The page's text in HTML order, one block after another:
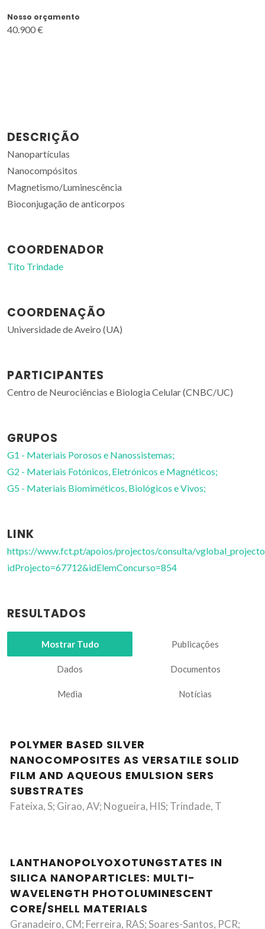
Nosso orçamento
40.900 €
DESCRIÇÃO
Nanopartículas
Nanocompósitos
Magnetismo/Luminescência
Bioconjugação de anticorpos
COORDENADOR
Tito Trindade
COORDENAÇÃO
Universidade de Aveiro (UA)
PARTICIPANTES
Centro de Neurociências e Biologia Celular (CNBC/UC)
GRUPOS
G1 - Materiais Porosos e Nanossistemas;
G2 - Materiais Fotónicos, Eletrónicos e Magnéticos;
G5 - Materiais Biomiméticos, Biológicos e Vivos;
LINK
https://www.fct.pt/apoios/projectos/consulta/
idProjecto=67712&idElemConcurso=854
RESULTADOS
Mostrar Tudo Publicações
Dados Documentos
Media Notícias
POLYMER BASED SILVER
NANOCOMPOSITES AS VERSATILE SOLID
FILM AND AQUEOUS EMULSION SERS
SUBSTRATES
Fateixa, S; Girao, AV; Nogueira, HIS; Trindade, T
LANTHANOPOLYOXOTUNGSTATES IN
SILICA NANOPARTICLES: MULTI-
WAVELENGTH PHOTOLUMINESCENT
CORE/SHELL MATERIALS
Granadeiro, CM; Ferreira, RAS; Soares-Santos, PCR;